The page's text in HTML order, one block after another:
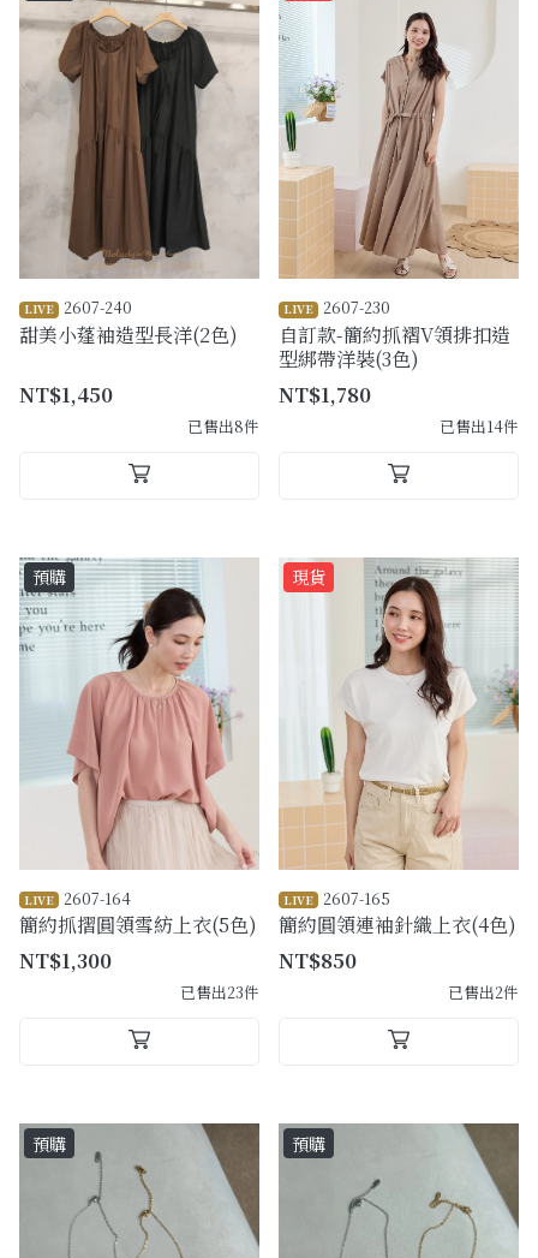
LIVE 2607-240
甜美小蓬袖造型長洋(2色)
NT$1,450
已售出8件
LIVE 2607-230
自訂款-簡約抓褶V領排扣造
型綁帶洋裝(3色)
NT$1,780
已售出14件
預購
LIVE 2607-164
簡約抓摺圓領雪紡上衣(5色)
NT$1,300
已售出23件
現貨
LIVE 2607-165
簡約圓領連袖針織上衣(4色)
NT$850
已售出2件
預購 預購